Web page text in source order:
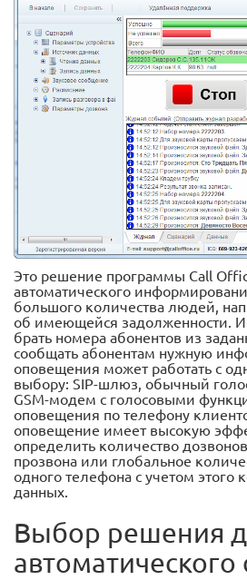
Это решение программы Call
автоматического
большого количества людей,
об имеющейся задолженности.
брать номера абонентов из
сообщать абонентам нужную
оповещения может работать с
выбору: SIP-шлюз, обычный
GSM-модем с голосовыми
оповещения по телефону
оповещение имеет высокую
определить количество
прозвона или глобальное
одного телефона с учетом этого
данных.
Выбор решения
автоматического